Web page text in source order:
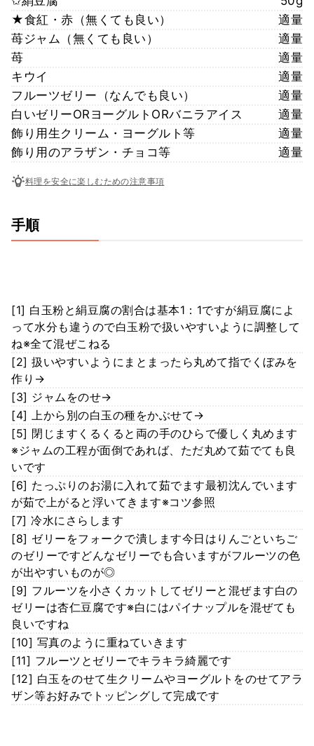
★食紅・赤（無くても良い）
適量
苺ジャム（無くても良い）
適量
苺
適量
キウイ
適量
フルーツゼリー（なんでも良い）
適量
白いゼリーORヨーグルトORバニラアイス
適量
飾り用生クリーム・ヨーグルト等
適量
飾り用のアラザン・チョコ等
適量
料理を安全に楽しむための注意事項
手順
[1] 白玉粉と絹豆腐の割合は基本1：1ですが絹豆腐によ
って水分も違うので白玉粉で扱いやすいように調整して
ね※全て混ぜこねる
[2] 扱いやすいようにまとまったら丸めて指でくぼみを
作り→
[3] ジャムをのせ→
[4] 上から別の白玉の種をかぶせて→
[5] 閉じますくるくると両の手のひらで優しく丸めます
※ジャムの工程が面倒であれば、ただ丸めて茹でても良
いです
[6] たっぷりのお湯に入れて茹でます最初沈んでいます
が茹で上がると浮いてきます※コツ参照
[7] 冷水にさらします
[8] ゼリーをフォークで潰します今日はりんごといちご
のゼリーですどんなゼリーでも合いますがフルーツの色
が出やすいものが◎
[9] フルーツを小さくカットしてゼリーと混ぜます白の
ゼリーは杏仁豆腐です※白にはパイナップルを混ぜても
良いですね
[10] 写真のように重ねていきます
[11] フルーツとゼリーでキラキラ綺麗です
[12] 白玉をのせて生クリームやヨーグルトをのせてアラ
ザン等お好みでトッピングして完成です